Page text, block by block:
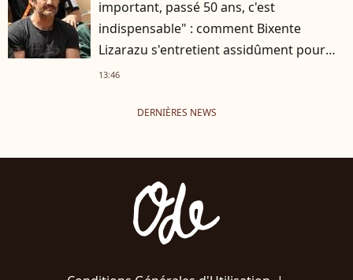
important, passé 50 ans, c'est
indispensable" : comment Bixente
Lizarazu s'entretient assidûment pour
rester musclé à 56 ans ?
13:46
DERNIÈRES NEWS